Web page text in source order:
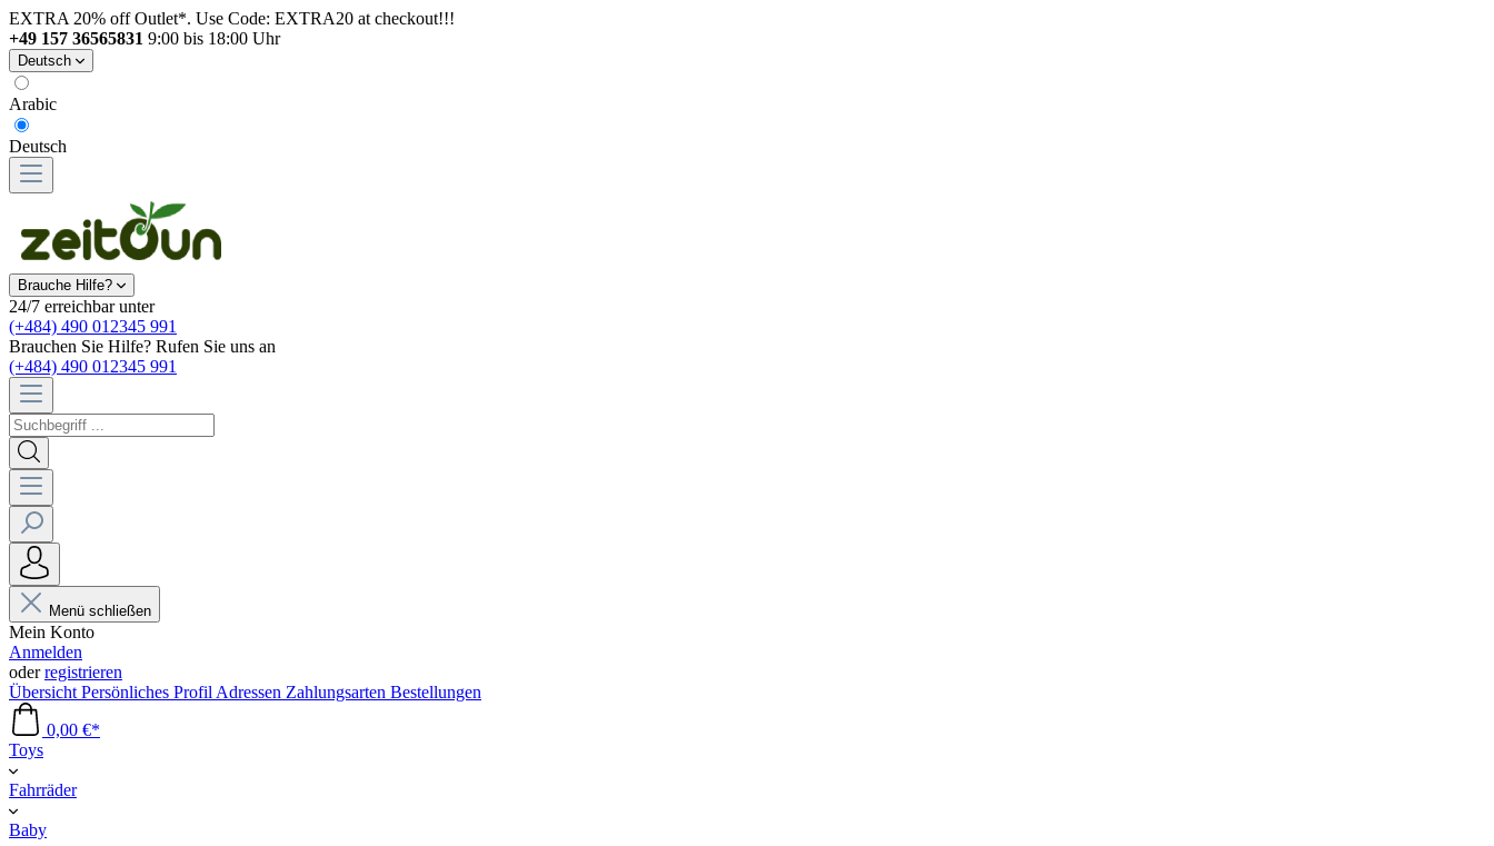
EXTRA 20% off Outlet*. Use Code: EXTRA20 at checkout!!!
+49 157 36565831 9:00 bis 18:00 Uhr
Deutsch
Arabic
Deutsch
Brauche Hilfe?
24/7 erreichbar unter
(+484) 490 012345 991
Brauchen Sie Hilfe? Rufen Sie uns an
(+484) 490 012345 991
Menü schließen
Mein Konto
Anmelden
oderregistrieren
Übersicht Persönliches Profil Adressen Zahlungsarten Bestellungen
0,00 €*
Toys
Fahrräder
Baby